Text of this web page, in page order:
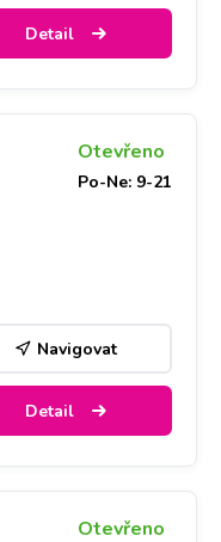
Detail
Otevřeno
Po-Ne: 9-21
Navigovat
Detail
Otevřeno